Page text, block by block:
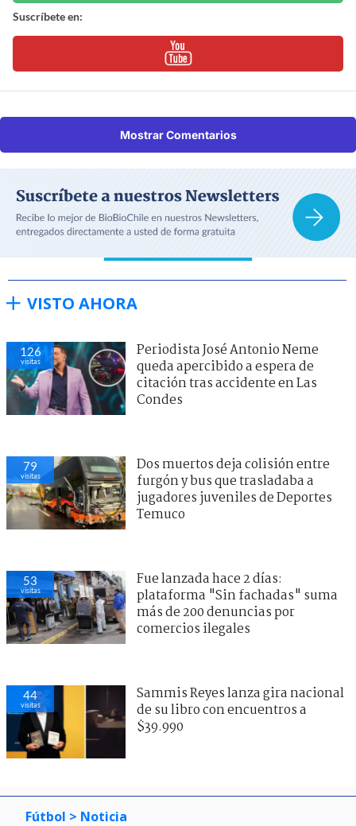
Suscríbete en:
Mostrar Comentarios
VISTO AHORA
126
visitas
Periodista José Antonio Neme
queda apercibido a espera de
citación tras accidente en Las
Condes
79
visitas
Dos muertos deja colisión entre
furgón y bus que trasladaba a
jugadores juveniles de Deportes
Temuco
53
visitas
Fue lanzada hace 2 días:
plataforma "Sin fachadas" suma
más de 200 denuncias por
comercios ilegales
44
visitas
Sammis Reyes lanza gira nacional
de su libro con encuentros a
$39.990
Fútbol > Noticia